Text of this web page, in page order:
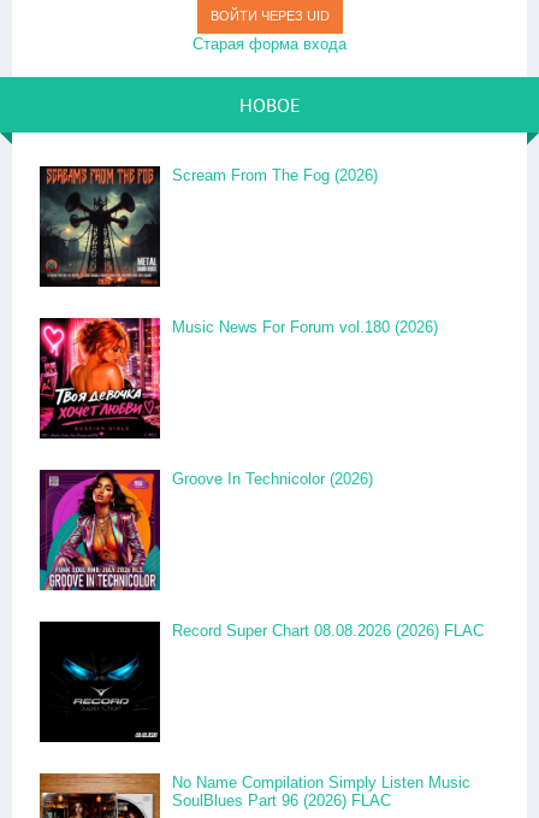
ВОЙТИ ЧЕРЕЗ UID
Старая форма входа
НОВОЕ
Scream From The Fog (2026)
Music News For Forum vol.180 (2026)
Groove In Technicolor (2026)
Record Super Chart 08.08.2026 (2026) FLAC
No Name Compilation Simply Listen Music
SoulBlues Part 96 (2026) FLAC